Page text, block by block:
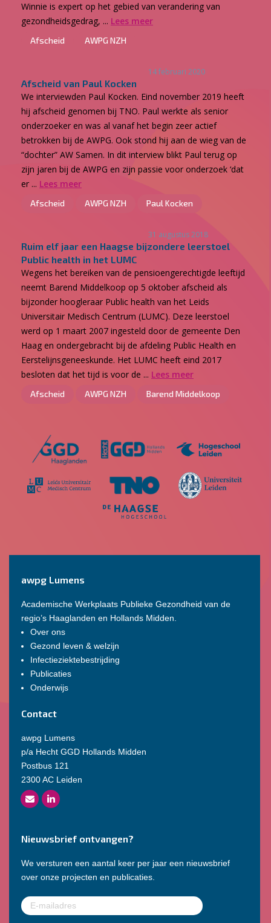
Winnie is expert op het gebied van verandering van
gezondheidsgedrag, ... Lees meer
Afscheid AWPG NZH
14 februari 2020
Afscheid van Paul Kocken
We interviewden Paul Kocken. Eind november 2019 heeft
hij afscheid genomen bij TNO. Paul werkte als senior
onderzoeker en was al vanaf het begin zeer actief
betrokken bij de AWPG. Ook stond hij aan de wieg van de
“dochter” AW Samen. In dit interview blikt Paul terug op
zijn jaren bij de AWPG en zijn passie voor onderzoek ‘dat
er ... Lees meer
Afscheid AWPG NZH Paul Kocken
31 augustus 2018
Ruim elf jaar een Haagse bijzondere leerstoel
Public health in het LUMC
Wegens het bereiken van de pensioengerechtigde leeftijd
neemt Barend Middelkoop op 5 oktober afscheid als
bijzonder hoogleraar Public health van het Leids
Universitair Medisch Centrum (LUMC). Deze leerstoel
werd op 1 maart 2007 ingesteld door de gemeente Den
Haag en ondergebracht bij de afdeling Public Health en
Eerstelijnsgeneeskunde. Het LUMC heeft eind 2017
besloten dat het tijd is voor de ... Lees meer
Afscheid AWPG NZH Barend Middelkoop
awpg Lumens
Academische Werkplaats Publieke Gezondheid van de
regio’s Haaglanden en Hollands Midden.
Over ons
Gezond leven & welzijn
Infectieziektebestrijding
Publicaties
Onderwijs
Contact
awpg Lumens
p/a Hecht GGD Hollands Midden
Postbus 121
2300 AC Leiden
Nieuwsbrief ontvangen?
We versturen een aantal keer per jaar een nieuwsbrief
over onze projecten en publicaties.
E-
mailadres(Vereist)